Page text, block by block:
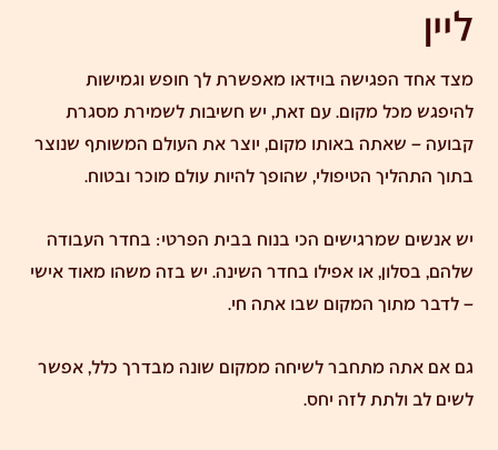
ליין
מצד אחד הפגישה בוידאו מאפשרת לך חופש וגמישות
להיפגש מכל מקום. עם זאת, יש חשיבות לשמירת מסגרת
קבועה – שאתה באותו מקום, יוצר את העולם המשותף שנוצר
בתוך התהליך הטיפולי, שהופך להיות עולם מוכר ובטוח.
יש אנשים שמרגישים הכי בנוח בבית הפרטי: בחדר העבודה
שלהם, בסלון, או אפילו בחדר השינה. יש בזה משהו מאוד אישי
– לדבר מתוך המקום שבו אתה חי.
גם אם אתה מתחבר לשיחה ממקום שונה מבדרך כלל, אפשר
לשים לב ולתת לזה יחס.